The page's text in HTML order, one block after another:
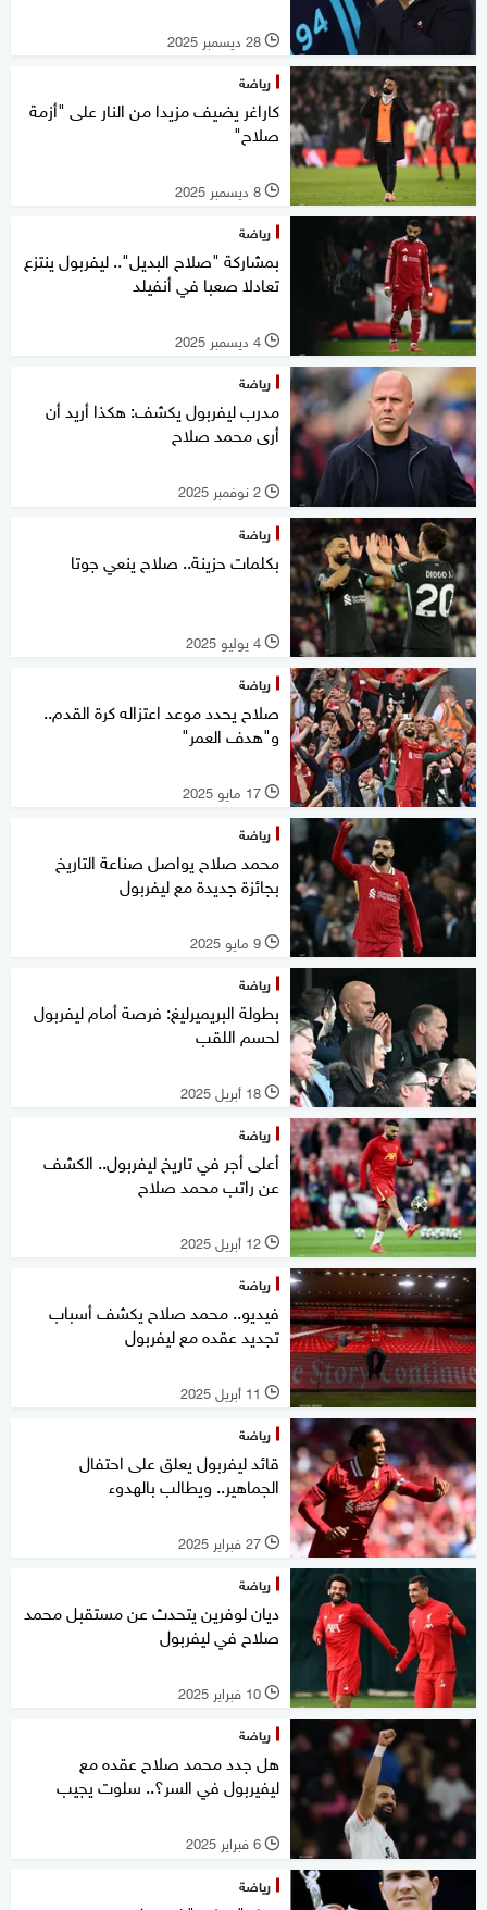
l 28 ديسمبر 2025
رياضة
كاراغر يضيف مزيدا من النار على "أزمة
صلاح"
l 8 ديسمبر 2025
رياضة
بمشاركة "صلاح البديل".. ليفربول ينتزع
تعادلا صعبا في أنفيلد
l 4 ديسمبر 2025
رياضة
مدرب ليفربول يكشف: هكذا أريد أن
أرى محمد صلاح
l 2 نوفمبر 2025
رياضة
بكلمات حزينة.. صلاح ينعي جوتا
l 4 يوليو 2025
رياضة
صلاح يحدد موعد اعتزاله كرة القدم..
و"هدف العمر"
l 17 مايو 2025
رياضة
محمد صلاح يواصل صناعة التاريخ
بجائزة جديدة مع ليفربول
l 9 مايو 2025
رياضة
بطولة البريميرليغ: فرصة أمام ليفربول
لحسم اللقب
l 18 أبريل 2025
رياضة
أعلى أجر في تاريخ ليفربول.. الكشف
عن راتب محمد صلاح
l 12 أبريل 2025
رياضة
فيديو.. محمد صلاح يكشف أسباب
تجديد عقده مع ليفربول
l 11 أبريل 2025
رياضة
قائد ليفربول يعلق على احتفال
الجماهير.. ويطالب بالهدوء
l 27 فبراير 2025
رياضة
ديان لوفرين يتحدث عن مستقبل محمد
صلاح في ليفربول
l 10 فبراير 2025
رياضة
هل جدد محمد صلاح عقده مع
ليفيربول في السر؟.. سلوت يجيب
l 6 فبراير 2025
رياضة